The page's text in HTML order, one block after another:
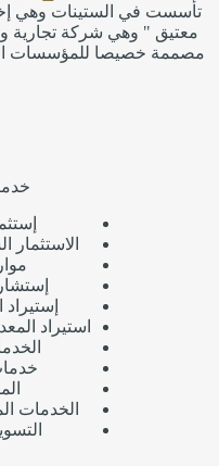
تأسست في الستينات وهي
معتيق " وهي شركة تجارية
مصممة خصيصا للمؤسسات
الاستثمار
إستيراد
استيراد
الخدمات